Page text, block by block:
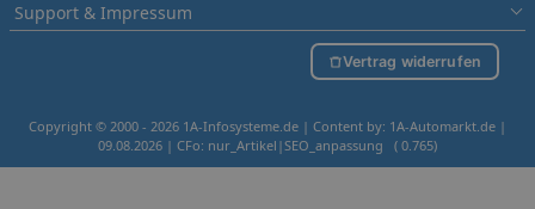
Support & Impressum
Vertrag widerrufen
Copyright © 2000 - 2026 1A-Infosysteme.de | Content by: 1A-Automarkt.de |
09.08.2026 | CFo: nur_Artikel|SEO_anpassung ( 0.765)